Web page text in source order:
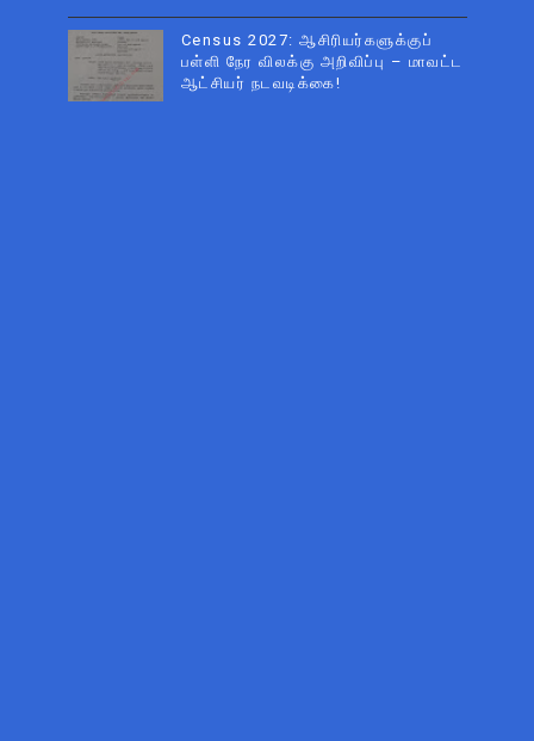
Census 2027: ஆசிரியர்களுக்குப்
பள்ளி நேர விலக்கு அறிவிப்பு – மாவட்ட
ஆட்சியர் நடவடிக்கை!